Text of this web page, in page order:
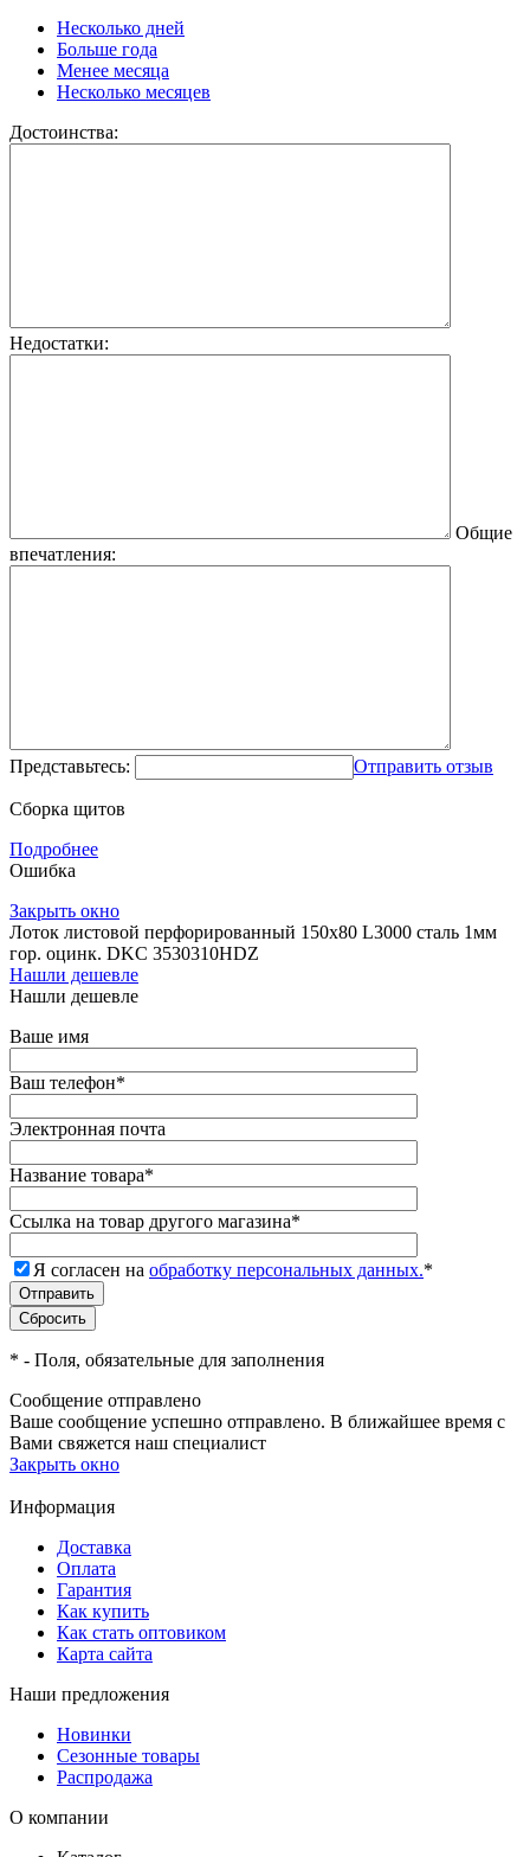
Несколько дней
Больше года
Менее месяца
Несколько месяцев
Достоинства:
Недостатки:
Общие
впечатления:
Представьтесь: Отправить отзыв
Сборка щитов
Подробнее
Ошибка
Закрыть окно
Лоток листовой перфорированный 150х80 L3000 сталь 1мм
гор. оцинк. DKC 3530310HDZ
Нашли дешевле
Нашли дешевле
Ваше имя
Ваш телефон*
Электронная почта
Название товара*
Ссылка на товар другого магазина*
Я согласен на обработку персональных данных.*
* - Поля, обязательные для заполнения
Сообщение отправлено
Ваше сообщение успешно отправлено. В ближайшее время с
Вами свяжется наш специалист
Закрыть окно
Информация
Доставка
Оплата
Гарантия
Как купить
Как стать оптовиком
Карта сайта
Наши предложения
Новинки
Сезонные товары
Распродажа
О компании